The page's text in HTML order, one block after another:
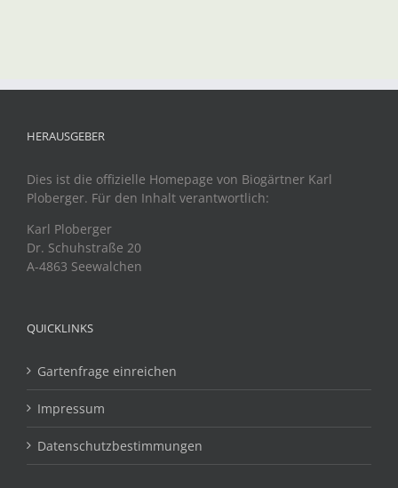
HERAUSGEBER
Dies ist die offizielle Homepage von Biogärtner Karl
Ploberger. Für den Inhalt verantwortlich:
Karl Ploberger
Dr. Schuhstraße 20
A-4863 Seewalchen
QUICKLINKS
Gartenfrage einreichen
Impressum
Datenschutzbestimmungen